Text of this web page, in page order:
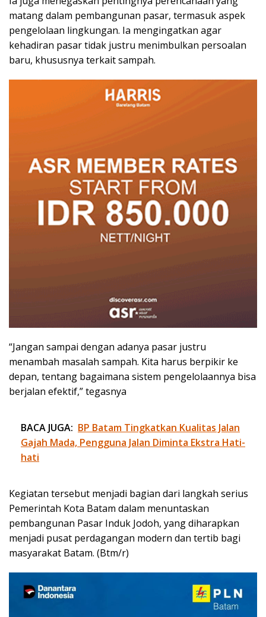
matang dalam pembangunan pasar, termasuk aspek
pengelolaan lingkungan. Ia mengingatkan agar
kehadiran pasar tidak justru menimbulkan persoalan
baru, khususnya terkait sampah.
“Jangan sampai dengan adanya pasar justru
menambah masalah sampah. Kita harus berpikir ke
depan, tentang bagaimana sistem pengelolaannya bisa
berjalan efektif,” tegasnya
BACA JUGA: BP Batam Tingkatkan Kualitas Jalan
Gajah Mada, Pengguna Jalan Diminta Ekstra Hati-
hati
Kegiatan tersebut menjadi bagian dari langkah serius
Pemerintah Kota Batam dalam menuntaskan
pembangunan Pasar Induk Jodoh, yang diharapkan
menjadi pusat perdagangan modern dan tertib bagi
masyarakat Batam. (Btm/r)